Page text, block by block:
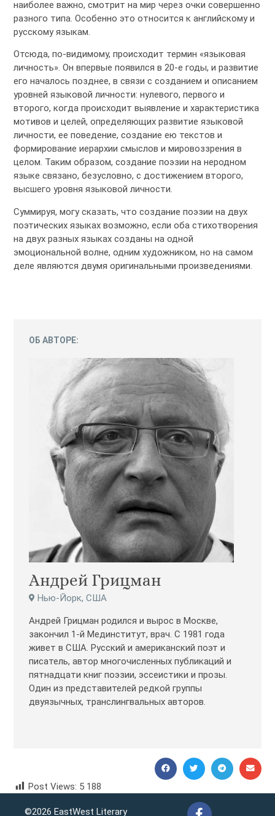
наиболее важно, смотрит на мир через очки совершенно
разного типа. Особенно это относится к английскому и
русскому языкам.
Отсюда, по-видимому, происходит термин «языковая
личность». Он впервые появился в 20-е годы, и развитие
его началось позднее, в связи с созданием и описанием
уровней языковой личности: нулевого, первого и
второго, когда происходит выявление и характеристика
мотивов и целей, определяющих развитие языковой
личности, ее поведение, создание ею текстов и
формирование иерархии смыслов и мировоззрения в
целом. Таким образом, создание поэзии на неродном
языке связано, безусловно, с достижением второго,
высшего уровня языковой личности.
Суммируя, могу сказать, что создание поэзии на двух
поэтических языках возможно, если оба стихотворения
на двух разных языках созданы на одной
эмоциональной волне, одним художником, но на самом
деле являются двумя оригинальными произведениями.
ОБ АВТОРЕ:
Андрей Грицман
Нью-Йорк, США
Андрей Грицман родился и вырос в Москве,
закончил 1-й Мединститут, врач. С 1981 года
живет в США. Русский и американский поэт и
писатель, автор многочисленных публикаций и
пятнадцати книг поэзии, эссеистики и прозы.
Один из представителей редкой группы
двуязычных, транслингвальных авторов.
Post Views: 5 188
©2026 EastWest Literary